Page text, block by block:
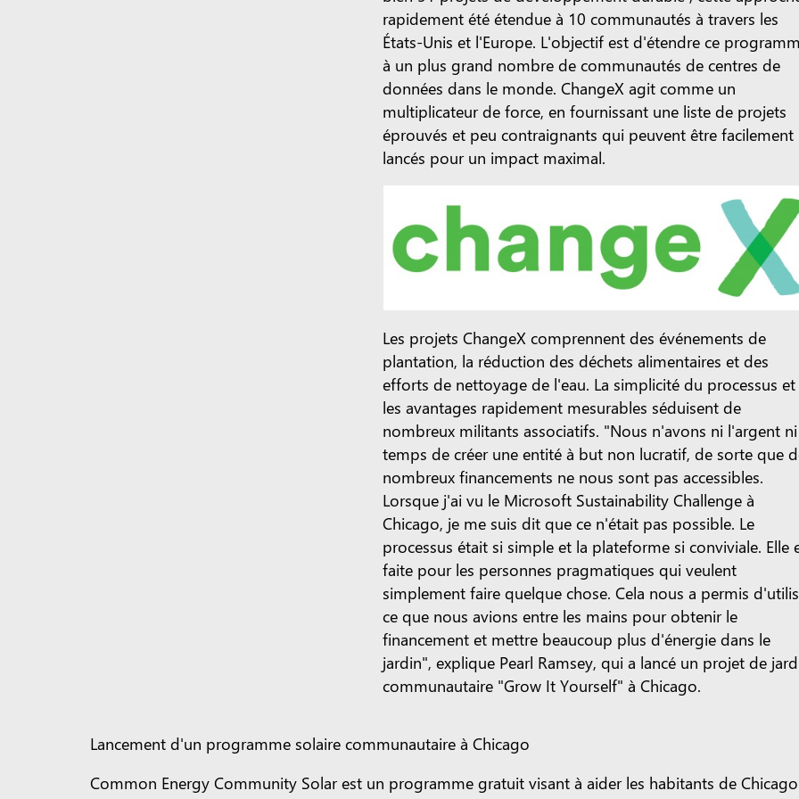
rapidement été étendue à 10 communautés à travers les
États-Unis et l'Europe. L'objectif est d'étendre ce
à un plus grand nombre de communautés de centres de
données dans le monde. ChangeX agit comme un
multiplicateur de force, en fournissant une liste de projets
éprouvés et peu contraignants qui peuvent être facilement
lancés pour un impact maximal.
Les projets ChangeX comprennent des événements de
plantation, la réduction des déchets alimentaires et des
efforts de nettoyage de l'eau. La simplicité du processus et
les avantages rapidement mesurables séduisent de
nombreux militants associatifs. "Nous n'avons ni l'argent
temps de créer une entité à but non lucratif, de sorte que
nombreux financements ne nous sont pas accessibles.
Lorsque j'ai vu le Microsoft Sustainability Challenge à
Chicago, je me suis dit que ce n'était pas possible. Le
processus était si simple et la plateforme si conviviale. Elle
faite pour les personnes pragmatiques qui veulent
simplement faire quelque chose. Cela nous a permis
ce que nous avions entre les mains pour obtenir le
financement et mettre beaucoup plus d'énergie dans le
jardin", explique Pearl Ramsey, qui a lancé un projet de
communautaire "Grow It Yourself" à Chicago.
Lancement d'un programme solaire communautaire à Chicago
Common Energy Community Solar est un programme gratuit visant à aider les habitants de